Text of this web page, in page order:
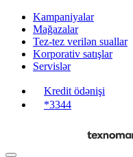
Kampaniyalar
Mağazalar
Tez-tez verilən suallar
Korporativ satışlar
Servislər
Kredit ödənişi
*3344